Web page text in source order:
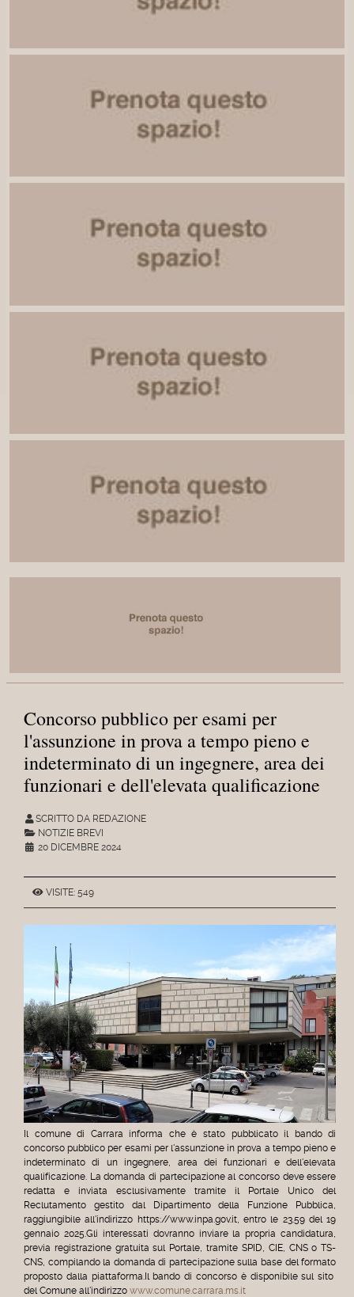
Concorso pubblico per esami per
l'assunzione in prova a tempo pieno e
indeterminato di un ingegnere, area dei
funzionari e dell'elevata qualificazione
SCRITTO DA REDAZIONE
NOTIZIE BREVI
20 DICEMBRE 2024
VISITE: 549
Il comune di Carrara informa che è stato pubblicato il bando di
concorso pubblico per esami per l'assunzione in prova a tempo pieno e
indeterminato di un ingegnere, area dei funzionari e dell'elevata
qualificazione. La domanda di partecipazione al concorso deve essere
redatta e inviata esclusivamente tramite il Portale Unico del
Reclutamento gestito dal Dipartimento della Funzione Pubblica,
raggiungibile all'indirizzo https://www.inpa.gov.it, entro le 23.59 del 19
gennaio 2025.Gli interessati dovranno inviare la propria candidatura,
previa registrazione gratuita sul Portale, tramite SPID, CIE, CNS o TS-
CNS, compilando la domanda di partecipazione sulla base del formato
proposto dalla piattaforma.Il bando di concorso è disponibile sul sito
del Comune all'indirizzo www.comune.carrara.ms.it